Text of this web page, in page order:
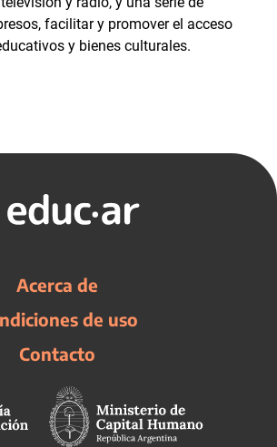
facilitar y promover el acceso
y bienes culturales.
Acerca de
de uso
Contacto